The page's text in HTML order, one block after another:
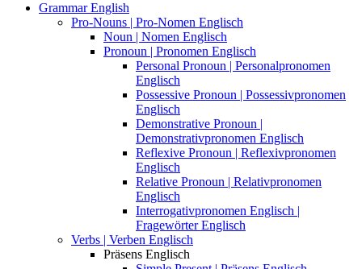
Grammar English
Pro-Nouns | Pro-Nomen Englisch
Noun | Nomen Englisch
Pronoun | Pronomen Englisch
Personal Pronoun | Personalpronomen
Englisch
Possessive Pronoun | Possessivpronomen
Englisch
Demonstrative Pronoun |
Demonstrativpronomen Englisch
Reflexive Pronoun | Reflexivpronomen
Englisch
Relative Pronoun | Relativpronomen
Englisch
Interrogativpronomen Englisch |
Fragewörter Englisch
Verbs | Verben Englisch
Präsens Englisch